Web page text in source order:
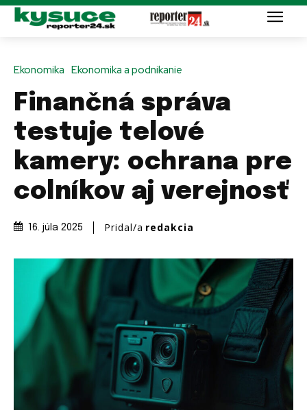
Ekonomika Ekonomika a podnikanie
Finančná správa
testuje telové
kamery: ochrana pre
colníkov aj verejnosť
16. júla 2025 Pridal/a redakcia